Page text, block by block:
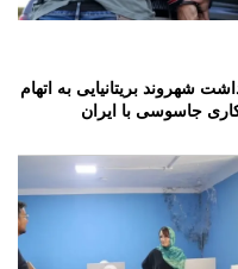
شهروند بریتانیایی به اتهام
جاسوسی با ایران